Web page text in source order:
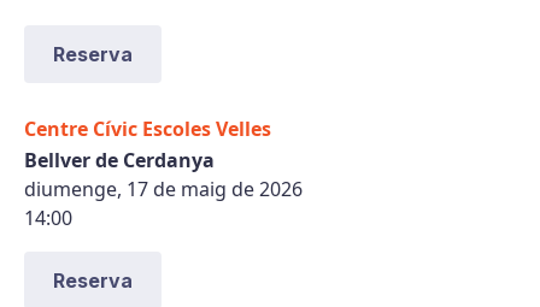
Reserva
Centre Cívic Escoles Velles
Bellver de Cerdanya
diumenge, 17 de maig de 2026
14:00
Reserva